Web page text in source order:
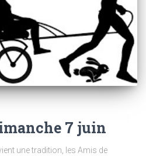
7 juin
une tradition, les Amis de